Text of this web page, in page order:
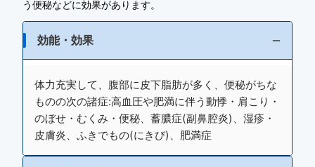
う便秘などに効果があります。
効能・効果
体力充実して、腹部に皮下脂肪が多く、便秘がちな
ものの次の諸症:高血圧や肥満に伴う動悸・肩こり・
のぼせ・むくみ・便秘、蓄膿症(副鼻腔炎)、湿疹・
皮膚炎、ふきでもの(にきび)、肥満症